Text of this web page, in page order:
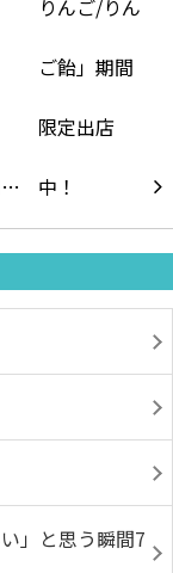
」と思う瞬間7